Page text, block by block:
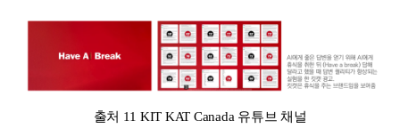
출처 11 KIT KAT Canada 유튜브 채널